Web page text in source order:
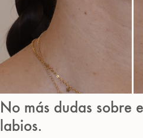
No más dudas sobre
labios.